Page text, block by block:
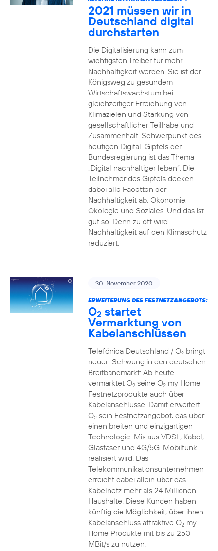
2021 müssen wir in
Deutschland digital
durchstarten
Die Digitalisierung kann zum
wichtigsten Treiber für mehr
Nachhaltigkeit werden. Sie ist der
Königsweg zu gesundem
Wirtschaftswachstum bei
gleichzeitiger Erreichung von
Klimazielen und Stärkung von
gesellschaftlicher Teilhabe und
Zusammenhalt. Schwerpunkt des
heutigen Digital-Gipfels der
Bundesregierung ist das Thema
„Digital nachhaltiger leben“. Die
Teilnehmer des Gipfels decken
dabei alle Facetten der
Nachhaltigkeit ab: Ökonomie,
Ökologie und Soziales. Und das ist
gut so. Denn zu oft wird
Nachhaltigkeit auf den Klimaschutz
reduziert.
30. November 2020
ERWEITERUNG DES FESTNETZANGEBOTS:
O2 startet
Vermarktung von
Kabelanschlüssen
Telefónica Deutschland / O2bringt
neuen Schwung in den deutschen
Breitbandmarkt: Ab heute
vermarktet O2seine O2my Home
Festnetzprodukte auch über
Kabelanschlüsse. Damit erweitert
O2sein Festnetzangebot, das über
einen breiten und einzigartigen
Technologie-Mix aus VDSL, Kabel,
Glasfaser und 4G/5G-Mobilfunk
realisiert wird. Das
Telekommunikationsunternehmen
erreicht dabei allein über das
Kabelnetz mehr als 24 Millionen
Haushalte. Diese Kunden haben
künftig die Möglichkeit, über ihren
Kabelanschluss attraktive O2my
Home Produkte mit bis zu 250
MBit/s zu nutzen.